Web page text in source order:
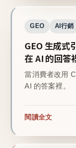
GEO AI行銷
GEO 生成式
在 AI 的回答
當消費者改用
AI 的答案裡。
閱讀全文